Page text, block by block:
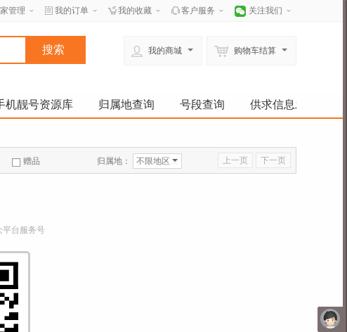
管理 我的订单 我的收藏 客户服务 关注我们
我的商城 购物车结算
机靓号资源库 归属地查询 号段查询 供求信息发布
上一页 下一页
赠品 归属地： 不限地区
平台服务号